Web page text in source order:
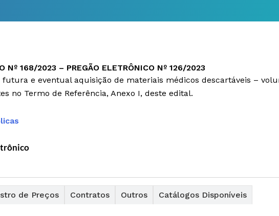
Nº 168/2023 – PREGÃO ELETRÔNICO Nº 126/2023
e eventual aquisição de materiais médicos descartáveis –
no Termo de Referência, Anexo I, deste edital.
de Preços Contratos Outros
Catálogos Disponíveis